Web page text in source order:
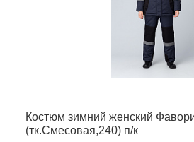
Костюм зимний женский
(тк.Смесовая,240) п/к